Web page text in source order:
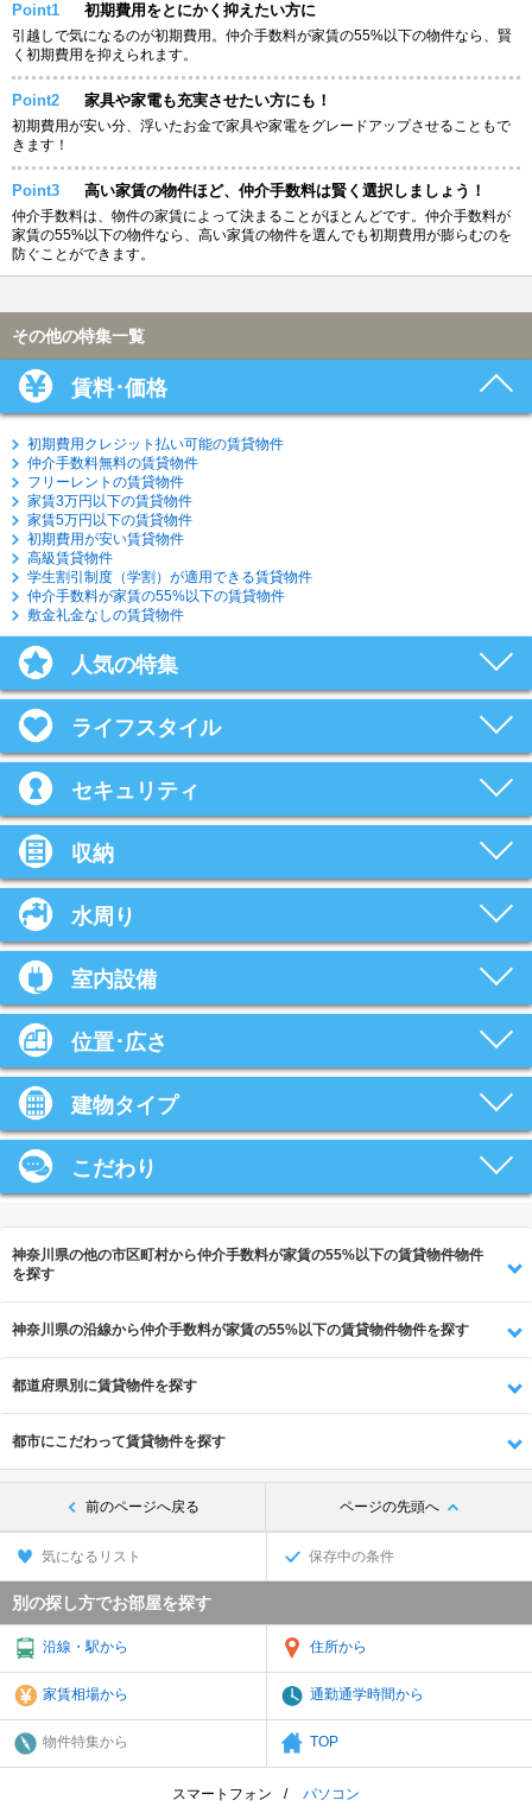
Point1 初期費用をとにかく抑えたい方に
引越しで気になるのが初期費用。仲介手数料が家賃の55%以下の物件なら、賢
く初期費用を抑えられます。
Point2 家具や家電も充実させたい方にも！
初期費用が安い分、浮いたお金で家具や家電をグレードアップさせることもで
きます！
Point3 高い家賃の物件ほど、仲介手数料は賢く選択しましょう！
仲介手数料は、物件の家賃によって決まることがほとんどです。仲介手数料が
家賃の55%以下の物件なら、高い家賃の物件を選んでも初期費用が膨らむのを
防ぐことができます。
その他の特集一覧
賃料･価格
初期費用クレジット払い可能の賃貸物件
仲介手数料無料の賃貸物件
フリーレントの賃貸物件
家賃3万円以下の賃貸物件
家賃5万円以下の賃貸物件
初期費用が安い賃貸物件
高級賃貸物件
学生割引制度（学割）が適用できる賃貸物件
仲介手数料が家賃の55%以下の賃貸物件
敷金礼金なしの賃貸物件
人気の特集
ライフスタイル
セキュリティ
収納
水周り
室内設備
位置･広さ
建物タイプ
こだわり
神奈川県の他の市区町村から仲介手数料が家賃の55%以下の賃貸物件物件
を探す
神奈川県の沿線から仲介手数料が家賃の55%以下の賃貸物件物件を探す
都道府県別に賃貸物件を探す
都市にこだわって賃貸物件を探す
前のページへ戻る ページの先頭へ
気になるリスト 保存中の条件
別の探し方でお部屋を探す
沿線・駅から 住所から
家賃相場から 通勤通学時間から
物件特集から TOP
スマートフォン パソコン